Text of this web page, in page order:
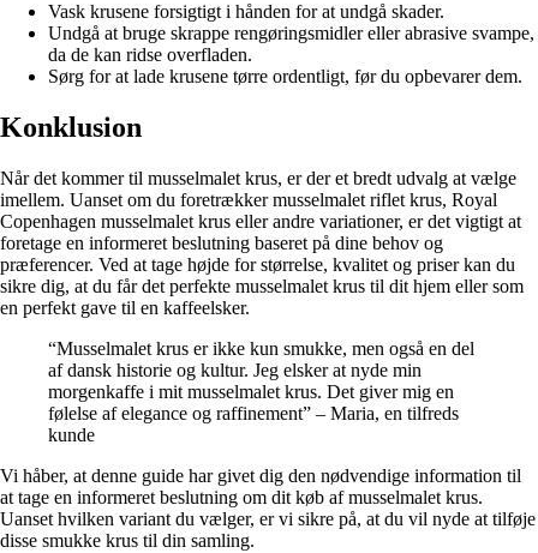
Vask krusene forsigtigt i hånden for at undgå skader.
Undgå at bruge skrappe rengøringsmidler eller abrasive svampe,
da de kan ridse overfladen.
Sørg for at lade krusene tørre ordentligt, før du opbevarer dem.
Konklusion
Når det kommer til musselmalet krus, er der et bredt udvalg at vælge
imellem. Uanset om du foretrækker musselmalet riflet krus, Royal
Copenhagen musselmalet krus eller andre variationer, er det vigtigt at
foretage en informeret beslutning baseret på dine behov og
præferencer. Ved at tage højde for størrelse, kvalitet og priser kan du
sikre dig, at du får det perfekte musselmalet krus til dit hjem eller som
en perfekt gave til en kaffeelsker.
“Musselmalet krus er ikke kun smukke, men også en del
af dansk historie og kultur. Jeg elsker at nyde min
morgenkaffe i mit musselmalet krus. Det giver mig en
følelse af elegance og raffinement” – Maria, en tilfreds
kunde
Vi håber, at denne guide har givet dig den nødvendige information til
at tage en informeret beslutning om dit køb af musselmalet krus.
Uanset hvilken variant du vælger, er vi sikre på, at du vil nyde at tilføje
disse smukke krus til din samling.